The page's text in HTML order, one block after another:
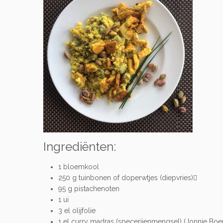
Ingrediënten:
1 bloemkool
250 g tuinbonen of doperwtjes (diepvries)
95 g pistachenoten
1 ui
3 el olijfolie